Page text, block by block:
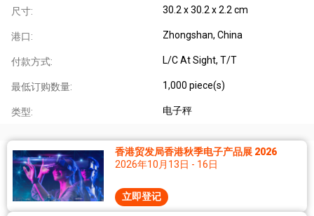
尺寸: 30.2 x 30.2 x 2.2 cm
港口: Zhongshan, China
付款方式: L/C At Sight, T/T
最低订购数量: 1,000 piece(s)
类型: 电子秤
香港贸发局香港秋季电子产品展 2026
2026年10月13日 - 16日
立即登记